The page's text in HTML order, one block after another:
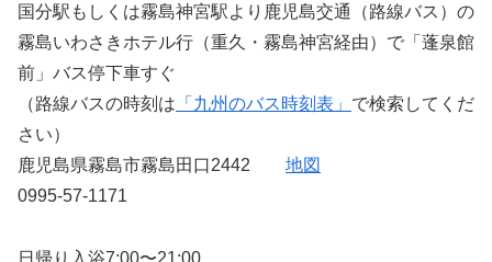
国分駅もしくは霧島神宮駅より鹿児島交通（路線バス）の
霧島いわさきホテル行（重久・霧島神宮経由）で「蓬泉館
前」バス停下車すぐ
（路線バスの時刻は 「九州のバス時刻表」 で検索してくだ
さい）
鹿児島県霧島市霧島田口2442 地図
0995-57-1171
日帰り入浴7:00〜21:00